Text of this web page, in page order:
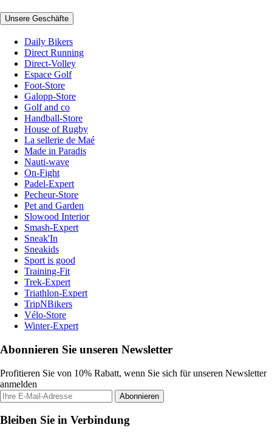
Unsere Geschäfte
Daily Bikers
Direct Running
Direct-Volley
Espace Golf
Foot-Store
Galopp-Store
Golf and co
Handball-Store
House of Rugby
La sellerie de Maé
Made in Paradis
Nauti-wave
On-Fight
Padel-Expert
Pecheur-Store
Pet and Garden
Slowood Interior
Smash-Expert
Sneak'In
Sneakids
Sport is good
Training-Fit
Trek-Expert
Triathlon-Expert
TripNBikers
Vélo-Store
Winter-Expert
Abonnieren Sie unseren Newsletter
Profitieren Sie von 10% Rabatt, wenn Sie sich für unseren Newsletter
anmelden
Abonnieren
Bleiben Sie in Verbindung